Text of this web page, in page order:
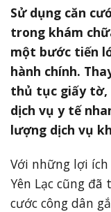
Sử dụng căn
trong khám
một bước tiến
hành chính.
thủ tục giấy tờ,
dịch vụ y tế
lượng dịch vụ
Với những lợi
Yên Lạc cũng
cước công dân